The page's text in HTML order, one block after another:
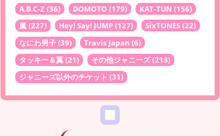
A.B.C-Z (36) DOMOTO (179) KAT-TUN (156)
嵐 (227) Hey! Say! JUMP (127) SixTONES (22)
なにわ男子 (39) Travis Japan (6)
タッキー＆翼 (21) その他ジャニーズ(213)
ジャニーズ以外のチケット (31)